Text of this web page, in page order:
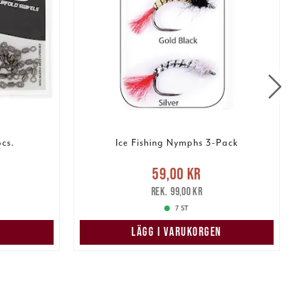
Ice Fishing Nymphs 3-Pack
Nuvarande pris :59,00 kr
pris: 99,00 kr
59,00 kr
99,00 kr
7 ST
LÄGG I VARUKORGEN